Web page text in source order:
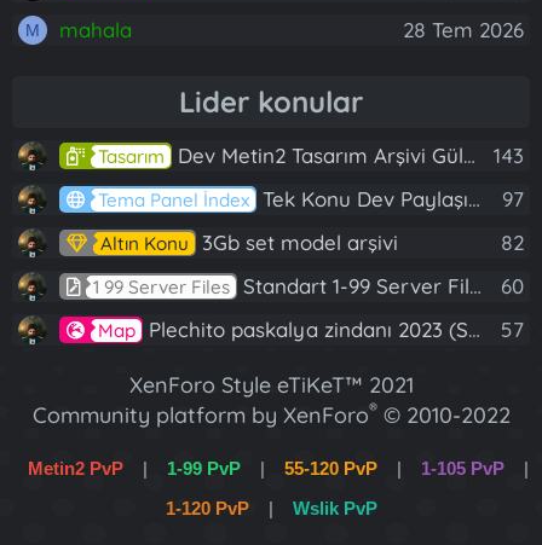
M mahala 28 Tem 2026
Lider konular
Tasarım Dev Metin2 Tasarım Arşivi Güle Güle Kullanın 143
Tema Panel İndex Tek Konu Dev Paylaşım 10 Adet Server Tanıtım İndex 97
Altın Konu 3Gb set model arşivi 82
1 99 Server Files Standart 1-99 Server Files 60
Map Plechito paskalya zindanı 2023 (Spring Sanctuary dungeon) 57
XenForo Style eTiKeT™ 2021
Community platform by XenForo® © 2010-2022
[XGT] Forum statistics system- XenGenTr
Metin2 PvP | 1-99 PvP | 55-120 PvP | 1-105 PvP
|
1-120 PvP
| Wslik PvP